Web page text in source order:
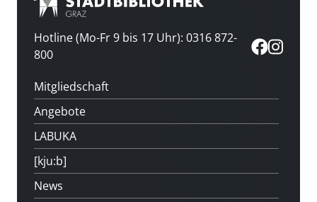
Hotline (Mo-Fr 9 bis 17 Uhr): 0316 872-
800
Mitgliedschaft
Angebote
LABUKA
[kju:b]
News